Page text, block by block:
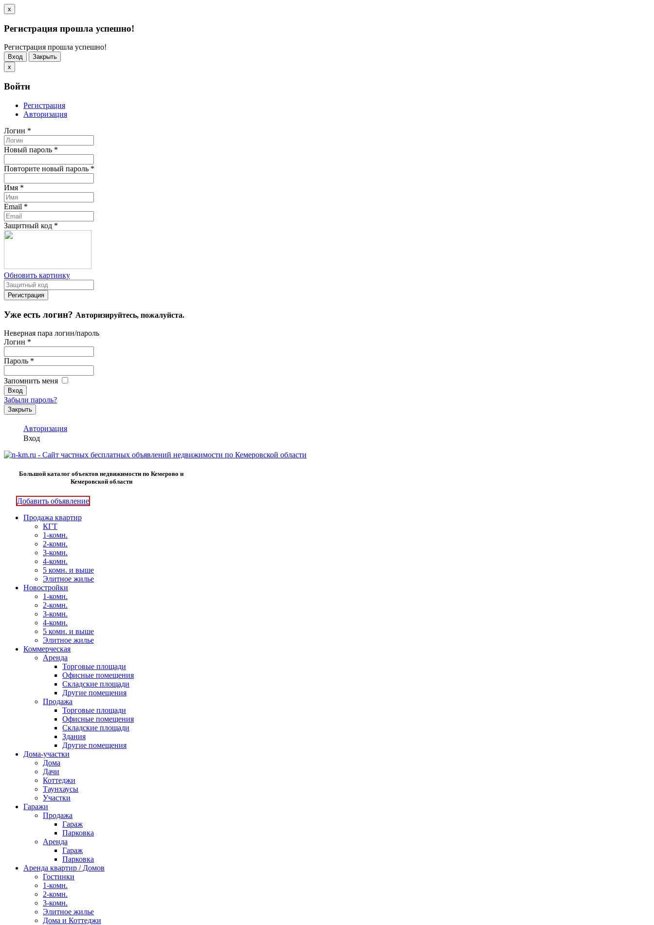
x
Регистрация прошла успешно!
Регистрация прошла успешно!
Вход
Закрыть
x
Войти
Регистрация
Авторизация
Логин *
Новый пароль *
Повторите новый пароль *
Имя *
Email *
Защитный код *
Обновить картинку
Уже есть логин? Авторизируйтесь, пожалуйста.
Неверная пара логин/пароль
Логин *
Пароль *
Запомнить меня
Забыли пароль?
Закрыть
Авторизация
Вход
Большой каталог объектов недвижимости по Кемерово и
Кемеровской области
Добавить объявление
Продажа квартир
КГТ
1-комн.
2-комн.
3-комн.
4-комн.
5 комн. и выше
Элитное жилье
Новостройки
1-комн.
2-комн.
3-комн.
4-комн.
5 комн. и выше
Элитное жилье
Коммерческая
Аренда
Торговые площади
Офисные помещения
Складские площади
Другие помещения
Продажа
Торговые площади
Офисные помещения
Складские площади
Здания
Другие помещения
Дома-участки
Дома
Дачи
Коттеджи
Таунхаусы
Участки
Гаражи
Продажа
Гараж
Парковка
Аренда
Гараж
Парковка
Аренда квартир / Домов
Гостинки
1-комн.
2-комн.
3-комн.
Элитное жилье
Дома и Коттеджи